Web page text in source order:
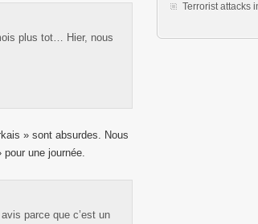
plus tot… Hier, nous
» sont absurdes. Nous
une journée.
parce que c’est un
Terrorist attacks